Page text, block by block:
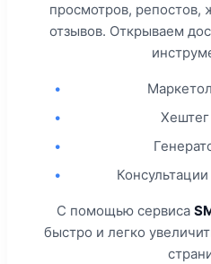
просмотров, репостов,
отзывов. Открываем
•
•
Хештег
•
•
С помощью сервиса
быстро и легко